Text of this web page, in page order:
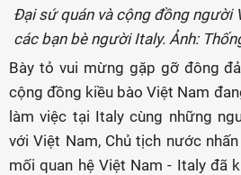
Đại sứ quán và cộng đồng người
các bạn bè người Italy. Ảnh:
Bày tỏ vui mừng gặp gỡ đông
cộng đồng kiều bào Việt Nam
làm việc tại Italy cùng những
với Việt Nam, Chủ tịch nước
mối quan hệ Việt Nam - Italy đã